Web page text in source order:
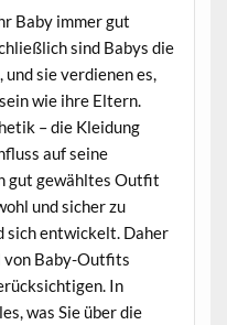
Baby immer gut
sind Babys die
sie verdienen es,
wie ihre Eltern.
– die Kleidung
auf seine
gut gewähltes Outfit
und sicher zu
sich entwickelt. Daher
von Baby-Outfits
In
was Sie über die